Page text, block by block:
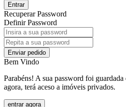
Entrar
Recuperar Password
Definir Password
Enviar pedido
Bem Vindo
Parabéns! A sua password foi
agora, terá aceso a imóveis privados.
entrar agora